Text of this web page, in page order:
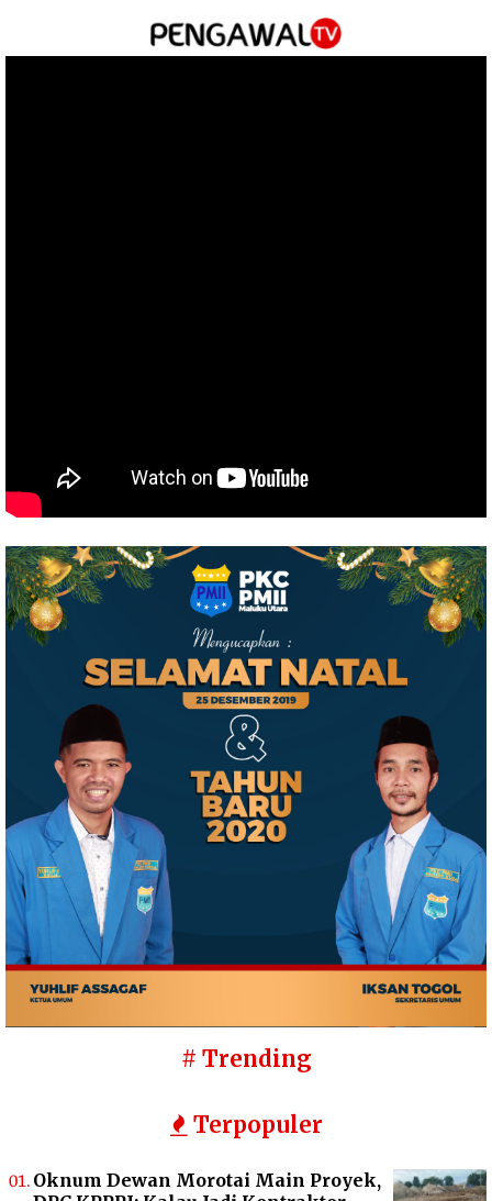
# Trending
Terpopuler
Oknum Dewan Morotai Main Proyek,